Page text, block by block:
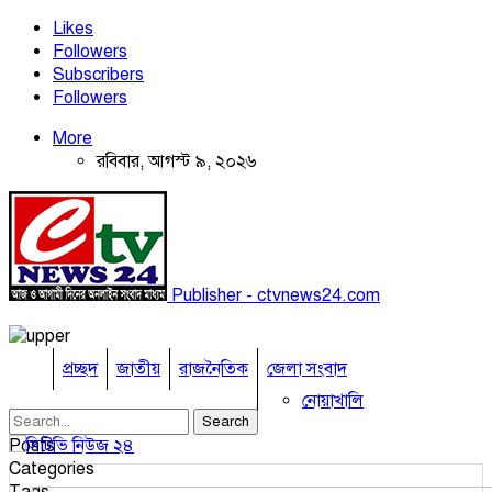
Likes
Followers
Subscribers
Followers
More
রবিবার, আগস্ট ৯, ২০২৬
Publisher - ctvnews24.com
প্রচ্ছদ জাতীয় রাজনৈতিক
জেলা সংবাদ
নোয়াখালি
নারায়নগঞ্জ
Posts
Categories